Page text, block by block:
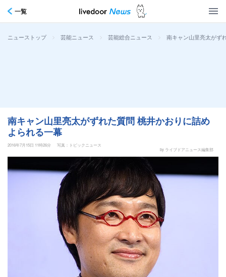
一覧
ニューストップ > 芸能ニュース > 芸能総合ニュース > 南キャン山里亮太がず
南キャン山里亮太がずれた質問 桃井かおりに詰め
よられる一幕
2016年7月15日 11時26分
写真：トピックニュース
by ライブドアニュース編集部